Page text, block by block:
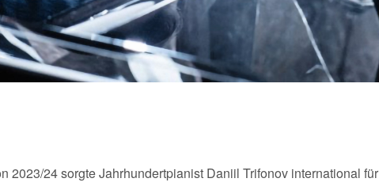
2023/24 sorgte Jahrhundertpianist Daniil Trifonov international für